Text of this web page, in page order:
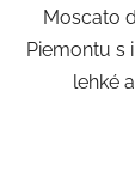
Moscato
Piemontu s
lehké